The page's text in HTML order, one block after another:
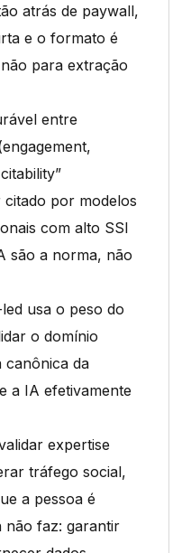
atrás de paywall,
e o formato é
para extração
entre
citado por modelos
com alto SSI
são a norma, não
usa o peso do
o domínio
canônica da
a IA efetivamente
expertise
tráfego social,
a pessoa é
não faz: garantir